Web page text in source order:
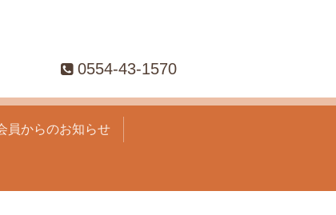
0554-43-1570
員からのお知らせ